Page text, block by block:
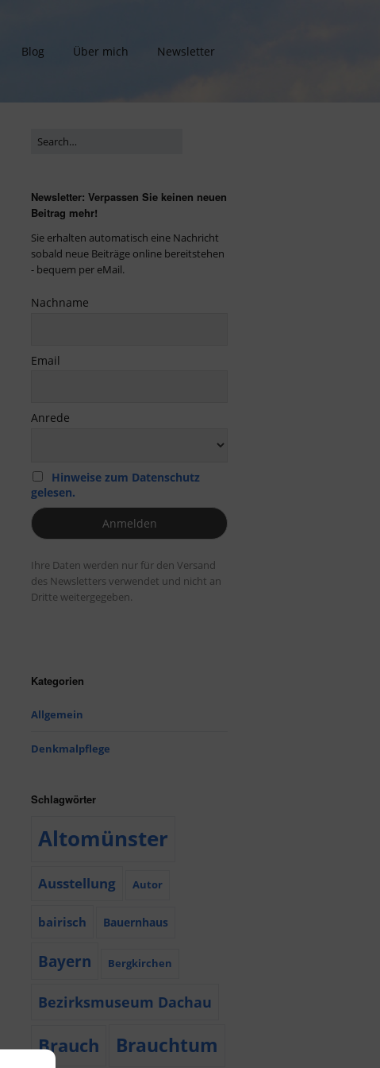
Blog Über mich Newsletter
Newsletter: Verpassen Sie keinen neuen
Beitrag mehr!
Sie erhalten automatisch eine Nachricht
sobald neue Beiträge online bereitstehen
- bequem per eMail.
Nachname
Email
Anrede
Hinweise zum Datenschutz
gelesen.
Ihre Daten werden nur für den Versand
des Newsletters verwendet und nicht an
Dritte weitergegeben.
Kategorien
Allgemein
Denkmalpflege
Schlagwörter
Altomünster
Ausstellung Autor
bairisch Bauernhaus
Bayern Bergkirchen
Bezirksmuseum Dachau
Brauch Brauchtum